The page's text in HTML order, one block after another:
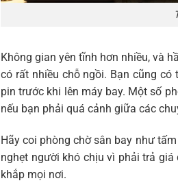
Không gian yên tĩnh hơn nhiều, và
có rất nhiều chỗ ngồi. Bạn cũng
pin trước khi lên máy bay. Một số
nếu bạn phải quá cảnh giữa các
Hãy coi phòng chờ sân bay như
nghẹt người khó chịu vì phải trả
khắp mọi nơi.